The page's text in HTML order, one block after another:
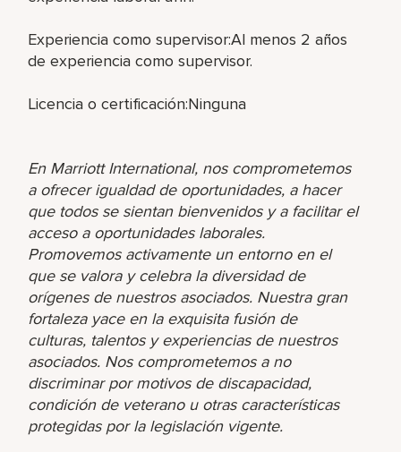
Experiencia como supervisor:Al menos 2 años
de experiencia como supervisor.
Licencia o certificación:Ninguna
En Marriott International, nos comprometemos
a ofrecer igualdad de oportunidades, a hacer
que todos se sientan bienvenidos y a facilitar el
acceso a oportunidades laborales.
Promovemos activamente un entorno en el
que se valora y celebra la diversidad de
orígenes de nuestros asociados. Nuestra gran
fortaleza yace en la exquisita fusión de
culturas, talentos y experiencias de nuestros
asociados. Nos comprometemos a no
discriminar por motivos de discapacidad,
condición de veterano u otras características
protegidas por la legislación vigente.